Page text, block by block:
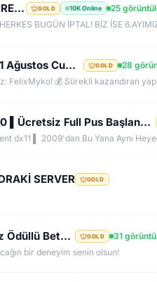
⢾█▓ ✪ ✅HeavenKO.com ✅▓█⡷⭐7 AĞUSTOS 22.00⭐⢾█▓✅ÜCRETSİZ GENİE LOOT✅▓█⡷⭐AKADEMİ⭐DX11 GOLD 10K Online
25
FelixMyko.Com ▌Old Myko v.1098 ▌70 Level CAP ▌Official : 21 Ağustos Cuma 22:00 ▌Starter Paket Bizden GOLD
28
TURKKO.NET ▌''ACADEMY'' Sunucusu 10 TEMMUZ Time 22:00 ▌Ücretsiz Full Pus Başlangıç ▌83/5 PK Server
dx11 ▌ 2009'dan Bu Yana Aynı
SERVER GOLD
⭐LunarKO Efsanesi Dönüyor!⭐31 Temmuz Official⭐23 Temmuz Ödüllü Beta⭐VIP PAKET HEDİYE⭐V2585Dx11⭐ GOLD
31
bir deneyim senin olsun!